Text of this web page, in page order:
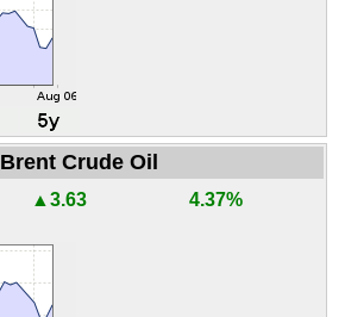
Brent Crude Oil
▲3.63 4.37%